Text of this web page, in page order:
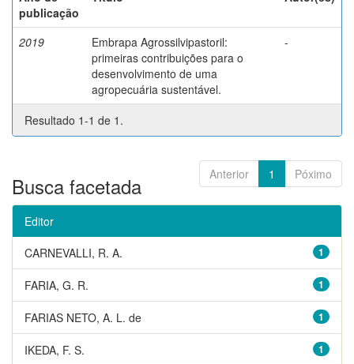
publicação
2019
Embrapa Agrossilvipastoril:
primeiras contribuições para o
desenvolvimento de uma
agropecuária sustentável.
-
Resultado 1-1 de 1.
Anterior 1 Póximo
Busca facetada
Editor
1
CARNEVALLI, R. A.
1
FARIA, G. R.
1
FARIAS NETO, A. L. de
1
IKEDA, F. S.